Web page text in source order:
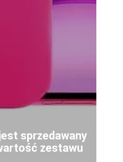
sprzedawany
zestawu